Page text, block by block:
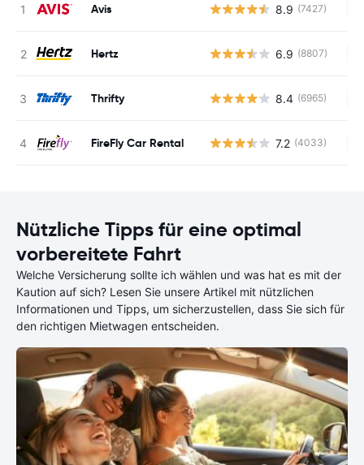
Avis 8.9 (7427)
Hertz 6.9 (8807)
Thrifty 8.4 (6965)
FireFly Car Rental 7.2 (4033)
Nützliche Tipps für eine optimal
vorbereitete Fahrt
Welche Versicherung sollte ich wählen und was hat es mit der
Kaution auf sich? Lesen Sie unsere Artikel mit nützlichen
Informationen und Tipps, um sicherzustellen, dass Sie sich für
den richtigen Mietwagen entscheiden.